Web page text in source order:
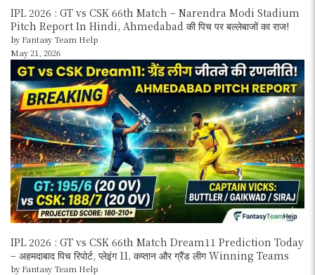
IPL 2026 : GT vs CSK 66th Match – Narendra Modi Stadium
Pitch Report In Hindi, Ahmedabad की पिच पर बल्लेबाजों का राज!
by Fantasy Team Help
May 21, 2026
IPL 2026 : GT vs CSK 66th Match Dream11 Prediction Today
– अहमदाबाद पिच रिपोर्ट, प्लेइंग 11, कप्तान और ग्रैंड लीग Winning Teams
by Fantasy Team Help